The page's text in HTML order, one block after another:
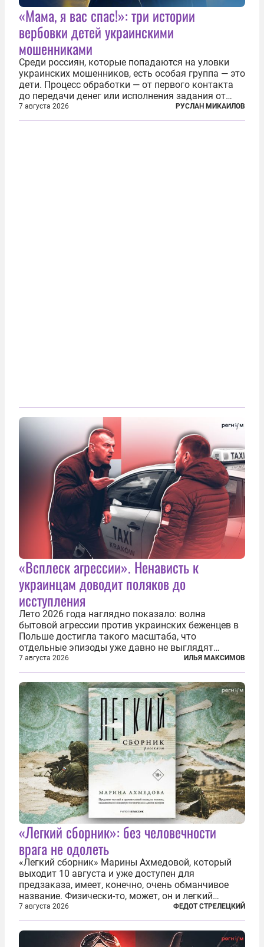
«Мама, я вас спас!»: три истории
вербовки детей украинскими
мошенниками
Среди россиян, которые попадаются на уловки
украинских мошенников, есть особая группа — это
дети. Процесс обработки — от первого контакта
до передачи денег или исполнения задания от
кураторов может занять от двух часов до
нескольких месяцев. Детей превращают в
7 августа 2026 РУСЛАН МИКАИЛОВ
«Всплеск агрессии». Ненависть к
украинцам доводит поляков до
исступления
Лето 2026 года наглядно показало: волна
бытовой агрессии против украинских беженцев в
Польше достигла такого масштаба, что
отдельные эпизоды уже давно не выглядят
случайными. Поляки, судя по происходящему,
буквально теряют рассудок от ненависти к
украинским беженцам, и каждый новый случай
по-своему...
7 августа 2026 ИЛЬЯ МАКСИМОВ
«Легкий сборник»: без человечности
врага не одолеть
«Легкий сборник» Марины Ахмедовой, который
выходит 10 августа и уже доступен для
предзаказа, имеет, конечно, очень обманчивое
название. Физически-то, может, он и легкий
относительно. Но метафизически —
безотносительно тяжелый. Десять рассказов,
каждый из которых напрямую или косвенно (в
основном —...
7 августа 2026 ФЕДОТ СТРЕЛЕЦКИЙ